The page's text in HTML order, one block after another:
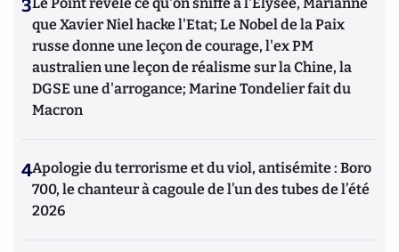
3
que Xavier Niel hacke l'Etat; Le Nobel de la Paix
russe donne une leçon de courage, l'ex PM
australien une leçon de réalisme sur la Chine, la
DGSE une d'arrogance; Marine Tondelier fait du
Macron
4Apologie du terrorisme et du viol, antisémite : Boro
700, le chanteur à cagoule de l’un des tubes de l’été
2026